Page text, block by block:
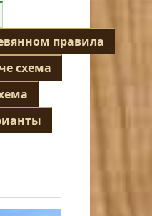
правила
схема